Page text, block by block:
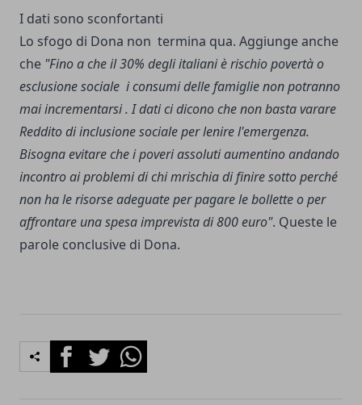
I dati sono sconfortanti
Lo sfogo di Dona non termina qua. Aggiunge anche
che "Fino a che il 30% degli italiani è rischio povertà o
esclusione sociale i consumi delle famiglie non potranno
mai incrementarsi . I dati ci dicono che non basta varare
Reddito di inclusione sociale per lenire l'emergenza.
Bisogna evitare che i poveri assoluti aumentino andando
incontro ai problemi di chi mrischia di finire sotto perché
non ha le risorse adeguate per pagare le bollette o per
affrontare una spesa imprevista di 800 euro". Queste le
parole conclusive di Dona.
FacebookTwitterWhatsapp